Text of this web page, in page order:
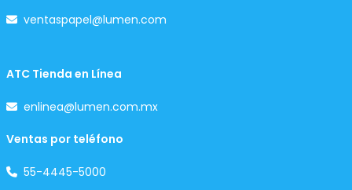
ventaspapel@lumen.com
ATC Tienda en Línea
enlinea@lumen.com.mx
Ventas por teléfono
55-4445-5000